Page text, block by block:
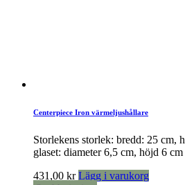
Centerpiece Iron värmeljushållare
Storlekens storlek: bredd: 25 cm,
glaset: diameter 6,5 cm, höjd 6 cm
431,00 kr Lägg i varukorg